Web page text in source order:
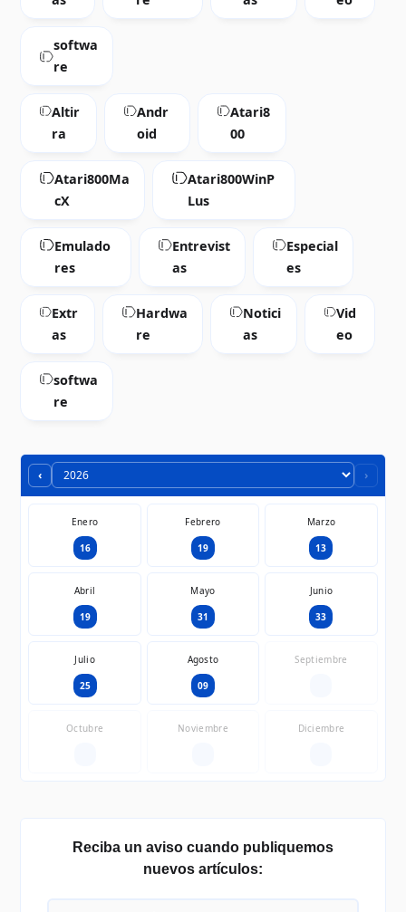
softwa
re
Altir
ra
Andr
oid
Atari8
00
Atari800Ma
cX
Atari800WinP
Lus
Emulado
res
Entrevist
as
Especial
es
Extr
as
Hardwa
re
Notici
as
Vid
eo
softwa
re
‹ ›
Enero
16
Febrero
19
Marzo
13
Abril
19
Mayo
31
Junio
33
Julio
25
Agosto
09
Septiembre
Octubre Noviembre Diciembre
Reciba un aviso cuando publiquemos
nuevos artículos: